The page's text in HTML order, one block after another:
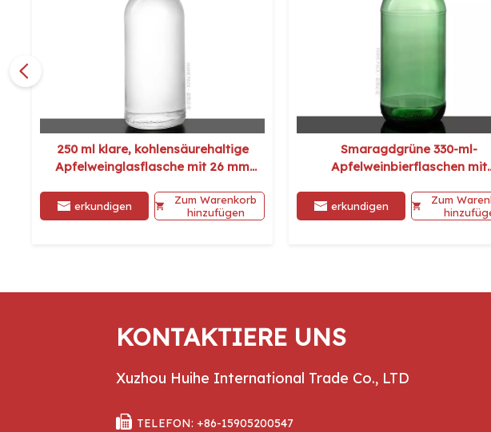
250 ml klare, kohlensäurehaltige
Apfelweinglasflasche mit 26 mm
erkundigen
Zum Warenkorb
hinzufügen
Smaragdgrüne 330-ml-
Apfelweinbierflaschen mit
erkundigen
Zum
KONTAKTIERE UNS
Xuzhou Huihe International Trade Co., LTD
 TELEFON: +86-15905200547